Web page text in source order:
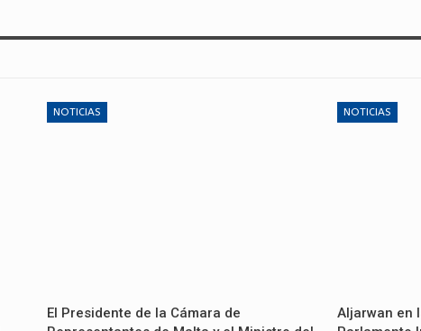
NOTICIAS
El Presidente de la Cámara de
NOTICIAS
Aljarwan en